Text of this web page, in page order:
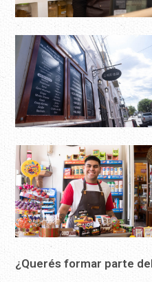
¿Querés formar parte